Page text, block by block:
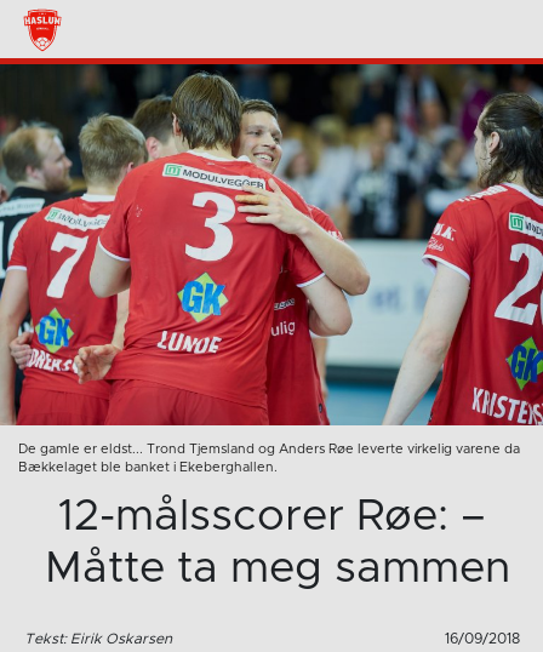
De gamle er eldst... Trond Tjemsland og Anders Røe leverte virkelig varene da
Bækkelaget ble banket i Ekeberghallen.
12-målsscorer Røe: –
Måtte ta meg sammen
Tekst: Eirik Oskarsen 16/09/2018